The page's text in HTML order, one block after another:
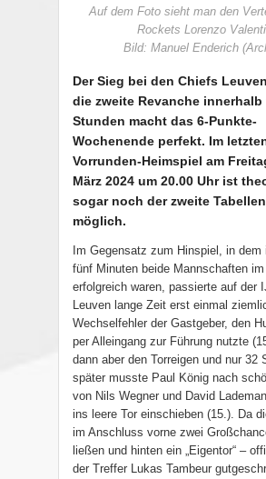
Auf dem Foto sieht man den
Rockets Lorenzo
Bild: Manuel Enderich
Der Sieg bei den Chiefs
die zweite Revanche innerhalb
Stunden macht das 6-Punkte-
Wochenende perfekt. Im
Vorrunden-Heimspiel am
März 2024 um 20.00 Uhr ist
sogar noch der zweite
möglich.
Im Gegensatz zum Hinspiel, in dem
fünf Minuten beide Mannschaften
erfolgreich waren, passierte auf der
Leuven lange Zeit erst einmal
Wechselfehler der Gastgeber, den
per Alleingang zur Führung nutzte
dann aber den Torreigen und nur 32
später musste Paul König nach
von Nils Wegner und David
ins leere Tor einschieben (15.). Da
im Anschluss vorne zwei
ließen und hinten ein „Eigentor“ –
der Treffer Lukas Tambeur